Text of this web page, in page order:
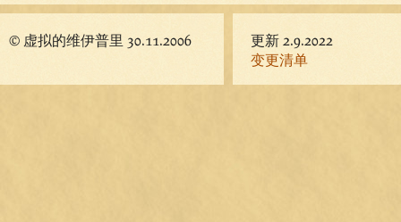
© 虚拟的维伊普里 30.11.2006
更新 2.9.2022
变更清单